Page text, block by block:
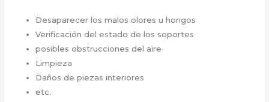
Desaparecer los malos olores u hongos
Verificación del estado de los soportes
posibles obstrucciones del aire
Limpieza
Daños de piezas interiores
etc.